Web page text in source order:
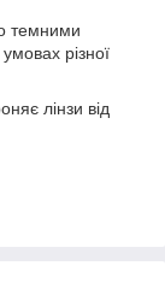
темними
різної
лінзи від